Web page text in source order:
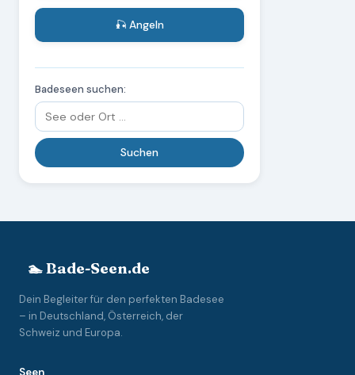
🎣 Angeln
Badeseen suchen:
🏊 Bade-Seen.de
Dein Begleiter für den perfekten Badesee
– in Deutschland, Österreich, der
Schweiz und Europa.